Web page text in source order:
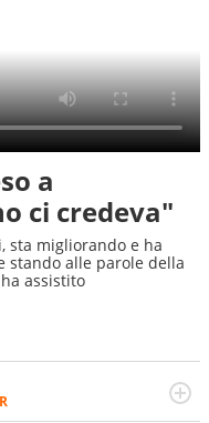
a
ci credeva"
sta migliorando e ha
stando alle parole della
assistito